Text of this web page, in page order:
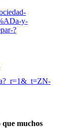
y-
?
muchos